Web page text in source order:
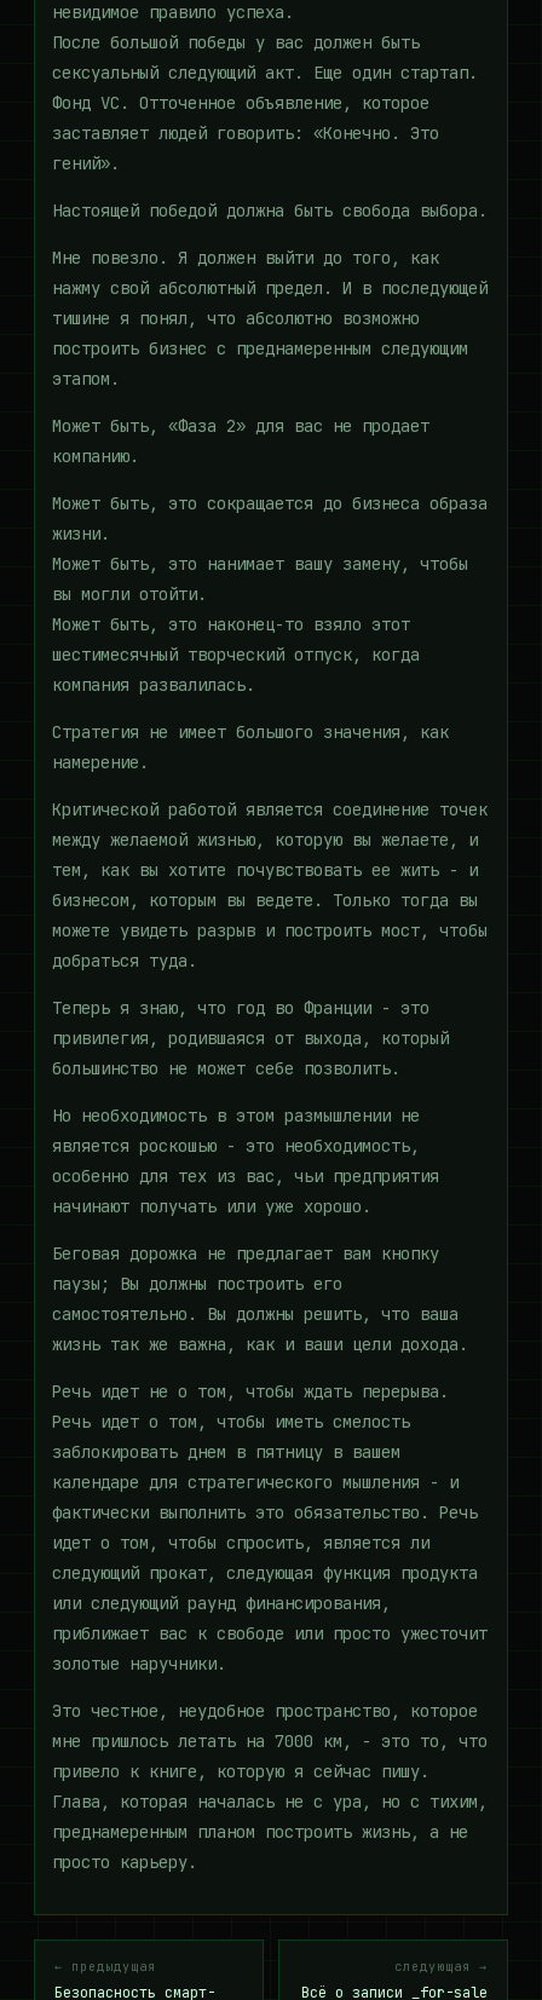
невидимое правило успеха.
После большой победы у вас должен быть
сексуальный следующий акт. Еще один стартап.
Фонд VC. Отточенное объявление, которое
заставляет людей говорить: «Конечно. Это
гений».
Настоящей победой должна быть свобода выбора.
Мне повезло. Я должен выйти до того, как
нажму свой абсолютный предел. И в последующей
тишине я понял, что абсолютно возможно
построить бизнес с преднамеренным следующим
этапом.
Может быть, «Фаза 2» для вас не продает
компанию.
Может быть, это сокращается до бизнеса образа
жизни.
Может быть, это нанимает вашу замену, чтобы
вы могли отойти.
Может быть, это наконец-то взяло этот
шестимесячный творческий отпуск, когда
компания развалилась.
Стратегия не имеет большого значения, как
намерение.
Критической работой является соединение точек
между желаемой жизнью, которую вы желаете, и
тем, как вы хотите почувствовать ее жить - и
бизнесом, которым вы ведете. Только тогда вы
можете увидеть разрыв и построить мост, чтобы
добраться туда.
Теперь я знаю, что год во Франции - это
привилегия, родившаяся от выхода, который
большинство не может себе позволить.
Но необходимость в этом размышлении не
является роскошью - это необходимость,
особенно для тех из вас, чьи предприятия
начинают получать или уже хорошо.
Беговая дорожка не предлагает вам кнопку
паузы; Вы должны построить его
самостоятельно. Вы должны решить, что ваша
жизнь так же важна, как и ваши цели дохода.
Речь идет не о том, чтобы ждать перерыва.
Речь идет о том, чтобы иметь смелость
заблокировать днем ​​в пятницу в вашем
календаре для стратегического мышления - и
фактически выполнить это обязательство. Речь
идет о том, чтобы спросить, является ли
следующий прокат, следующая функция продукта
или следующий раунд финансирования,
приближает вас к свободе или просто ужесточит
золотые наручники.
Это честное, неудобное пространство, которое
мне пришлось летать на 7000 км, - это то, что
привело к книге, которую я сейчас пишу.
Глава, которая началась не с ура, но с тихим,
преднамеренным планом построить жизнь, а не
просто карьеру.
← предыдущая
Безопасность смарт-
следующая →
Всё о записи _for-sale